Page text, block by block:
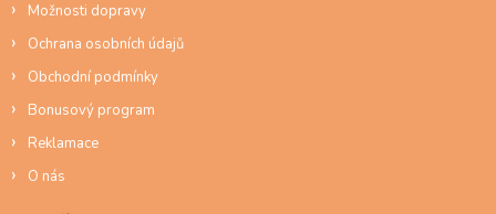
Možnosti dopravy
Ochrana osobních údajů
Obchodní podmínky
Bonusový program
Reklamace
O nás